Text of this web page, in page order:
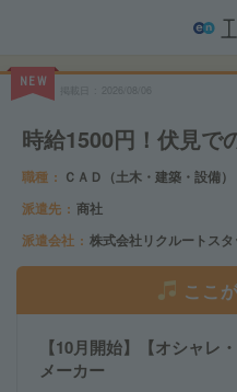
NEW
時給1500円！伏見で
職種
ＣＡＤ（土木・建築・設備）
派遣先
商社
派遣会社
株式会社リクルートス
ここ
【10月開始】【オシャレ
メーカー